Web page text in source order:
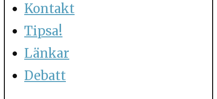
Kontakt
Tipsa!
Länkar
Debatt